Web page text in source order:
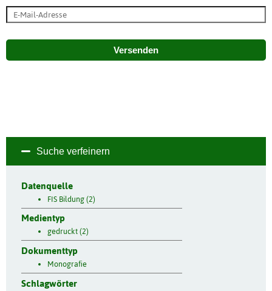
Versenden
Suche verfeinern
Datenquelle
FIS Bildung (2)
Medientyp
gedruckt (2)
Dokumenttyp
Monografie
Schlagwörter